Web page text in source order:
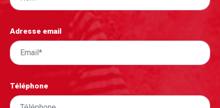
Adresse email
Téléphone